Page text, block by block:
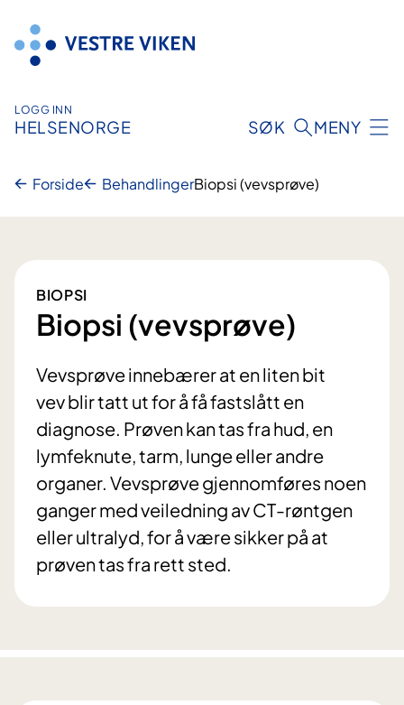
innhold
LOGG INN
HELSENORGE SØK MENY
Forside BehandlingerBiopsi (vevsprøve)
BIOPSI
Biopsi (vevsprøve)
Vevsprøve innebærer at en liten bit
vev blir tatt ut for å få fastslått en
diagnose. Prøven kan tas fra hud, en
lymfeknute, tarm, lunge eller andre
organer. Vevsprøve gjennomføres noen
ganger med veiledning av CT-røntgen
eller ultralyd, for å være sikker på at
prøven tas fra rett sted.